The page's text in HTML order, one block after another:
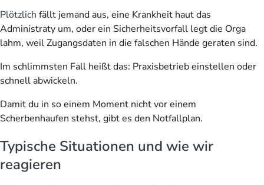
Plötzlich fällt jemand aus, eine Krankheit haut das
Administraty um, oder ein Sicherheitsvorfall legt die Orga
lahm, weil Zugangsdaten in die falschen Hände geraten sind.
Im schlimmsten Fall heißt das: Praxisbetrieb einstellen oder
schnell abwickeln.
Damit du in so einem Moment nicht vor einem
Scherbenhaufen stehst, gibt es den Notfallplan.
Typische Situationen und wie wir
reagieren